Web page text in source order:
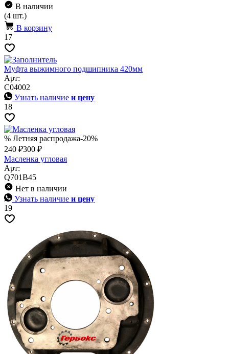
В наличии
(4 шт.)
В корзину
17
Муфта выжимного подшипника 420мм
Арт:
C04002
Узнать наличие и цену
18
% Летняя распродажа-20%
240 ₽300 ₽
Масленка угловая
Арт:
Q701B45
Нет в наличии
Узнать наличие и цену
19